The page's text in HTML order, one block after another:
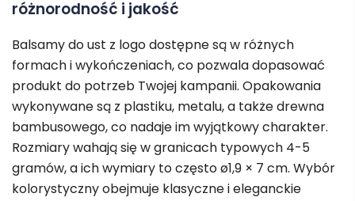
różnorodność i jakość
Balsamy do ust z logo dostępne są w różnych
formach i wykończeniach, co pozwala dopasować
produkt do potrzeb Twojej kampanii. Opakowania
wykonywane są z plastiku, metalu, a także drewna
bambusowego, co nadaje im wyjątkowy charakter.
Rozmiary wahają się w granicach typowych 4-5
gramów, a ich wymiary to często ø1,9 × 7 cm. Wybór
kolorystyczny obejmuje klasyczne i eleganckie